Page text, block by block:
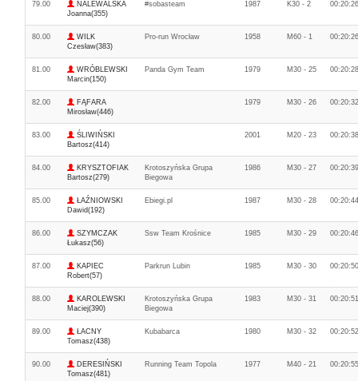
79.00
NALEWALSKA
Joanna(355)
#sobasteam 1987 K30 - 2 00:20:26
80.00
WILK
Czesław(383)
Pro-run Wrocław 1958 M60 - 1 00:20:26
81.00
WRÓBLEWSKI
Marcin(150)
Panda Gym Team 1979 M30 - 25 00:20:28
82.00
FĄFARA
Mirosław(446)
1979 M30 - 26 00:20:32
83.00
ŚLIWIŃSKI
Bartosz(414)
2001 M20 - 23 00:20:38
84.00
KRYSZTOFIAK
Bartosz(279)
Krotoszyńska Grupa
Biegowa
1986 M30 - 27 00:20:39
85.00
ŁAŹNIOWSKI
Dawid(192)
Ebiegi.pl 1987 M30 - 28 00:20:44
86.00
SZYMCZAK
Łukasz(56)
Ssw Team Krośnice 1985 M30 - 29 00:20:46
87.00
KAPIEC
Robert(57)
Parkrun Lubin 1985 M30 - 30 00:20:50
88.00
KAROLEWSKI
Maciej(390)
Krotoszyńska Grupa
Biegowa
1983 M30 - 31 00:20:51
89.00
ŁACNY
Tomasz(438)
Kubabarca 1980 M30 - 32 00:20:52
90.00
DERESIŃSKI
Tomasz(481)
Running Team Topola 1977 M40 - 21 00:20:55